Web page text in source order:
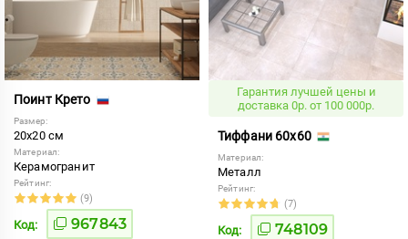
Поинт Крето
Размер:
20x20 см
Материал:
Керамогранит
Рейтинг:
(9)
Код: 967843
Гарантия лучшей цены и
доставка 0р. от 100 000р.
Тиффани 60x60
Материал:
Металл
Рейтинг:
(7)
Код: 748109